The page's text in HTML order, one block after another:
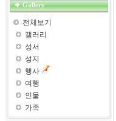
Gallery
전체보기
갤러리
성서
성지
행사
여행
인물
가족